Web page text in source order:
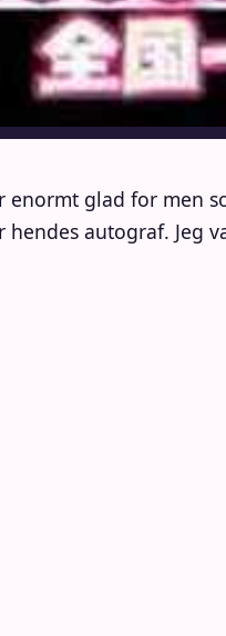
glad for men
autograf. Jeg